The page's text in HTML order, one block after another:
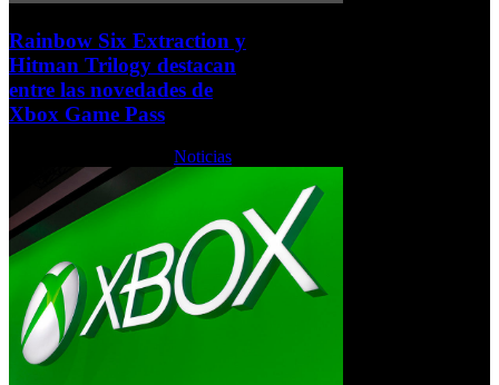
Rainbow Six Extraction y
Hitman Trilogy destacan
entre las novedades de
Xbox Game Pass
Noticias